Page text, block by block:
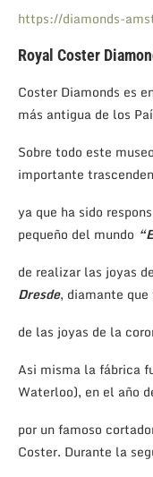
https://diamonds-
Royal Coster
Coster Diamonds es
más antigua de los
Sobre todo este
importante
ya que ha sido
pequeño del mundo
de realizar las joyas
Dresde, diamante
de las joyas de la
Asi misma la fábrica
Waterloo), en el año
por un famoso
Coster. Durante la